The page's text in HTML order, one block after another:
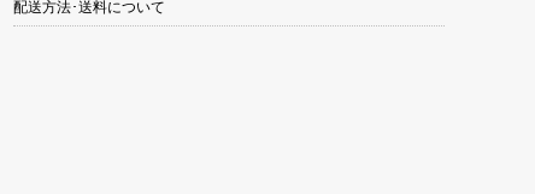
配送方法･送料について